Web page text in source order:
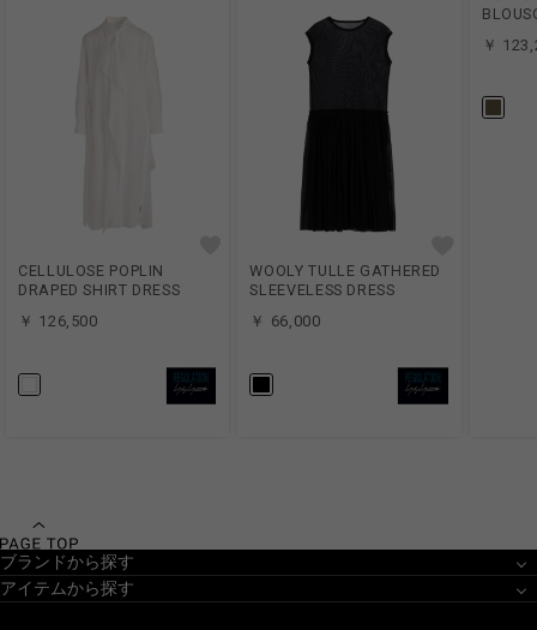
CELLULOSE POPLIN
DRAPED SHIRT DRESS
￥ 126,500
WOOLY TULLE GATHERED
SLEEVELESS DRESS
￥ 66,000
￥
ブランドから探す
アイテムから探す